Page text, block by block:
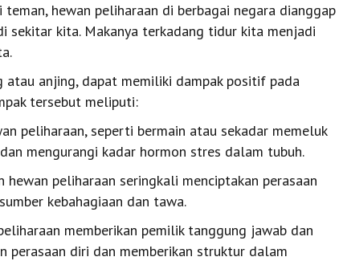
hewan peliharaan di berbagai negara dianggap
sekitar kita. Makanya terkadang tidur kita menjadi
atau anjing, dapat memiliki dampak positif pada
tersebut meliputi:
peliharaan, seperti bermain atau sekadar memeluk
mengurangi kadar hormon stres dalam tubuh.
hewan peliharaan seringkali menciptakan perasaan
kebahagiaan dan tawa.
memberikan pemilik tanggung jawab dan
perasaan diri dan memberikan struktur dalam